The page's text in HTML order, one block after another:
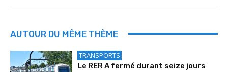
AUTOUR DU MÊME THÈME
TRANSPORTS
Le RER A fermé durant seize jours